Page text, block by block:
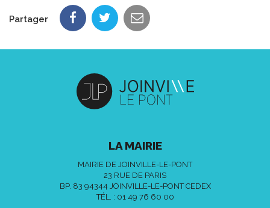
Partager
LA MAIRIE
MAIRIE DE JOINVILLE-LE-PONT
23 RUE DE PARIS
BP. 83 94344 JOINVILLE-LE-PONT CEDEX
TÉL. : 01 49 76 60 00